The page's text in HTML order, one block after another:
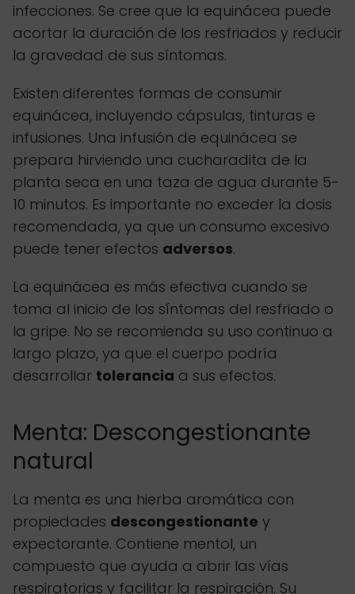
infecciones. Se cree que la equinácea puede
acortar la duración de los resfriados y reducir
la gravedad de sus síntomas.
Existen diferentes formas de consumir
equinácea, incluyendo cápsulas, tinturas e
infusiones. Una infusión de equinácea se
prepara hirviendo una cucharadita de la
planta seca en una taza de agua durante 5-
10 minutos. Es importante no exceder la dosis
recomendada, ya que un consumo excesivo
puede tener efectos adversos.
La equinácea es más efectiva cuando se
toma al inicio de los síntomas del resfriado o
la gripe. No se recomienda su uso continuo a
largo plazo, ya que el cuerpo podría
desarrollar tolerancia a sus efectos.
Menta: Descongestionante
natural
La menta es una hierba aromática con
propiedades descongestionante y
expectorante. Contiene mentol, un
compuesto que ayuda a abrir las vías
respiratorias y facilitar la respiración. Su